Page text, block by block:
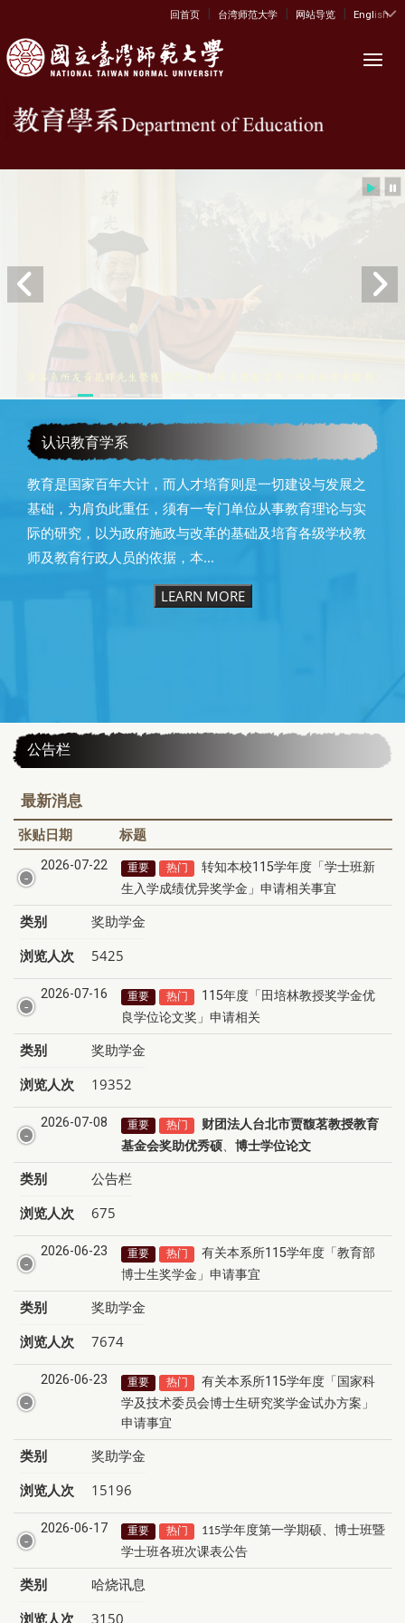
:::
回首页 | 台湾师范大学 | 网站导览 | English
认识教育学系
教育是国家百年大计，而人才培育则是一切建设与发展之
基础，为肩负此重任，须有一专门单位从事教育理论与实
际的研究，以为政府施政与改革的基础及培育各级学校教
师及教育行政人员的依据，本...
LEARN MORE
公告栏
最新消息
张贴日期
标题
2026-07-22 重要 热门
转知本校115学年度「学士班新
生入学成绩优异奖学金」申请相关事宜
类别
奖助学金
浏览人次
5425
2026-07-16 重要 热门
115年度「田培林教授奖学金优
良学位论文奖」申请相关
类别
奖助学金
浏览人次
19352
2026-07-08 重要 热门
财团法人台北市贾馥茗教授教育
基金会奖助优秀硕 、博士学位论文
类别
公告栏
浏览人次
675
2026-06-23 重要 热门
有关本系所115学年度「教育部
博士生奖学金」申请事宜
类别
奖助学金
浏览人次
7674
2026-06-23 重要 热门
有关本系所115学年度「国家科
学及技术委员会博士生研究奖学金试办方案」
申请事宜
类别
奖助学金
浏览人次
15196
2026-06-17 重要 热门 115学年度第一学期硕、 博士班暨
学士班各班次课表公告
类别
哈烧讯息
浏览人次
3150